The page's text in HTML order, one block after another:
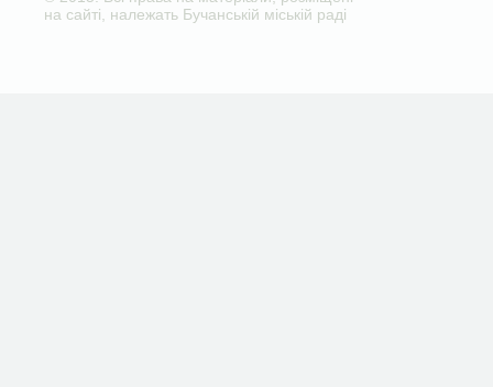
на сайті, належать Бучанській міській раді